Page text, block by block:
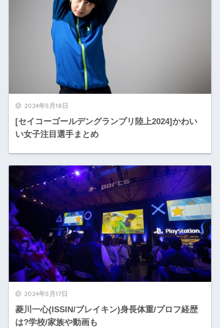
2024年5月18日
[セイコーゴールデングランプリ陸上2024]かわい
い女子注目選手まとめ
2024年5月17日
菱川一心(ISSIN/ブレイキン)身長体重/プロフ経歴
は?学校/家族や動画も